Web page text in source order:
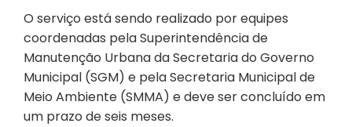
O serviço está sendo realizado por equipes
coordenadas pela Superintendência de
Manutenção Urbana da Secretaria do Governo
Municipal (SGM) e pela Secretaria Municipal de
Meio Ambiente (SMMA) e deve ser concluído em
um prazo de seis meses.